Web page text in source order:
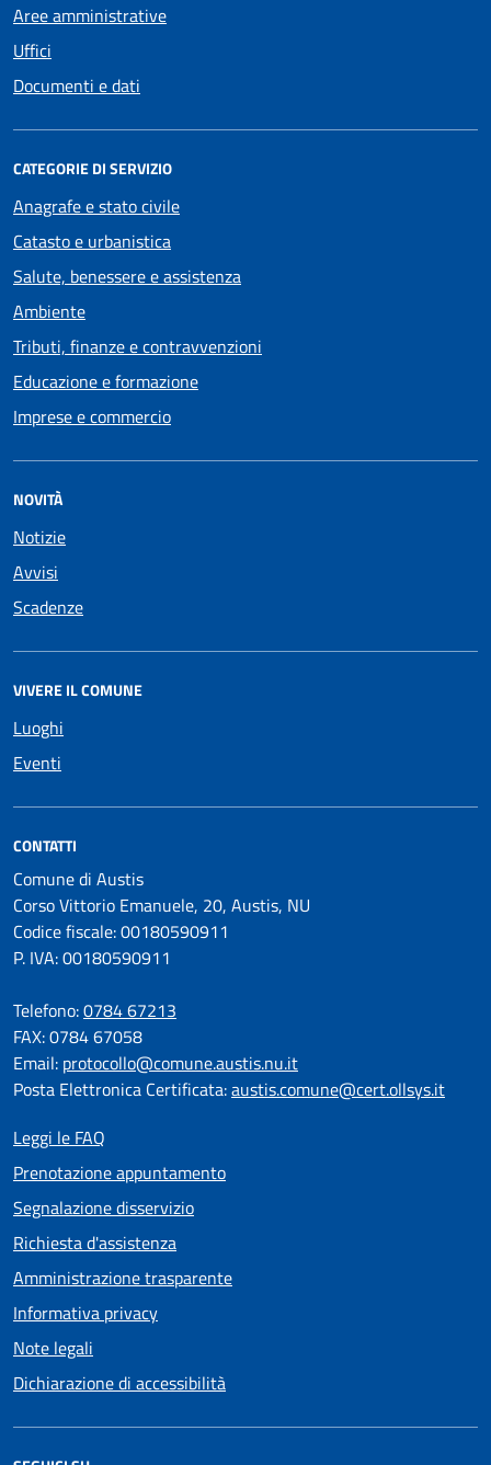
Aree amministrative
Uffici
Documenti e dati
CATEGORIE DI SERVIZIO
Anagrafe e stato civile
Catasto e urbanistica
Salute, benessere e assistenza
Ambiente
Tributi, finanze e contravvenzioni
Educazione e formazione
Imprese e commercio
NOVITÀ
Notizie
Avvisi
Scadenze
VIVERE IL COMUNE
Luoghi
Eventi
CONTATTI
Comune di Austis
Corso Vittorio Emanuele, 20, Austis, NU
Codice fiscale: 00180590911
P. IVA: 00180590911
Telefono:0784 67213
FAX: 0784 67058
Email: protocollo@comune.austis.nu.it
Posta Elettronica Certificata:austis.comune@cert.ollsys.it
Leggi le FAQ
Prenotazione appuntamento
Segnalazione disservizio
Richiesta d'assistenza
Amministrazione trasparente
Informativa privacy
Note legali
Dichiarazione di accessibilità